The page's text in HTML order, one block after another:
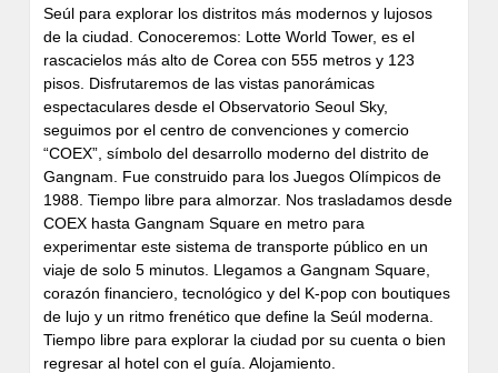
Seúl para explorar los distritos más modernos y lujosos
de la ciudad. Conoceremos: Lotte World Tower, es el
rascacielos más alto de Corea con 555 metros y 123
pisos. Disfrutaremos de las vistas panorámicas
espectaculares desde el Observatorio Seoul Sky,
seguimos por el centro de convenciones y comercio
“COEX”, símbolo del desarrollo moderno del distrito de
Gangnam. Fue construido para los Juegos Olímpicos de
1988. Tiempo libre para almorzar. Nos trasladamos desde
COEX hasta Gangnam Square en metro para
experimentar este sistema de transporte público en un
viaje de solo 5 minutos. Llegamos a Gangnam Square,
corazón financiero, tecnológico y del K-pop con boutiques
de lujo y un ritmo frenético que define la Seúl moderna.
Tiempo libre para explorar la ciudad por su cuenta o bien
regresar al hotel con el guía. Alojamiento.